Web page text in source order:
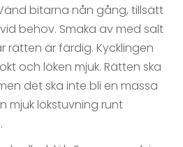
bitarna nån gång, tillsätt
behov. Smaka av med salt
rätten är färdig. Kycklingen
och löken mjuk. Rätten ska
det ska inte bli en massa
mjuk lökstuvning runt